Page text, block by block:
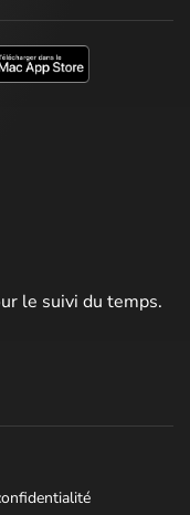
le suivi du temps.